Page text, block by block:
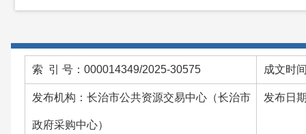
索 引 号：000014349/2025-30575 成文时
发布机构：长治市公共资源交易中心（长治市
政府采购中心）
发布日